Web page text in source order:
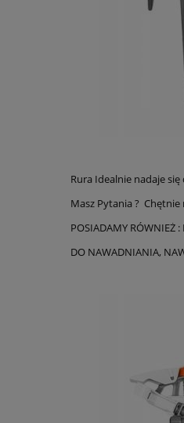
Rura Idealnie nadaje
Masz Pytania ?
POSIADAMY RÓWNIEŻ
DO NAWADNIANIA,